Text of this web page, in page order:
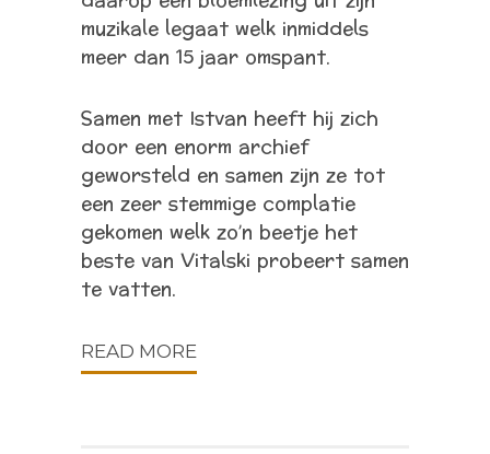
muzikale legaat welk inmiddels
meer dan 15 jaar omspant.
Samen met Istvan heeft hij zich
door een enorm archief
geworsteld en samen zijn ze tot
een zeer stemmige complatie
gekomen welk zo’n beetje het
beste van Vitalski probeert samen
te vatten.
READ MORE